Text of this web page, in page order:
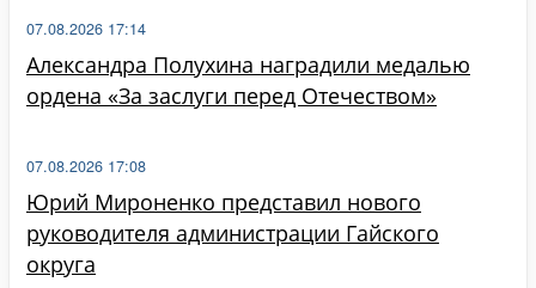
Александра Полухина наградили медалью
ордена «За заслуги перед Отечеством»
07.08.2026 17:14
Юрий Мироненко представил нового
руководителя администрации Гайского
округа
07.08.2026 17:08